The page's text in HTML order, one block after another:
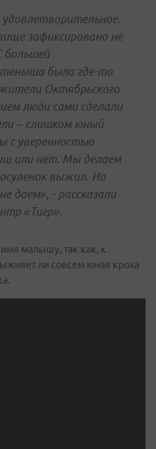
зафиксировано не
большей
была где-то
Октябрьского
люди сами сделали
– слишком юный
с уверенностью
или нет. Мы делаем
выжил. Но
даем», - рассказали
«Тигр».
имя малышу, так как, к
ли совсем юная кроха